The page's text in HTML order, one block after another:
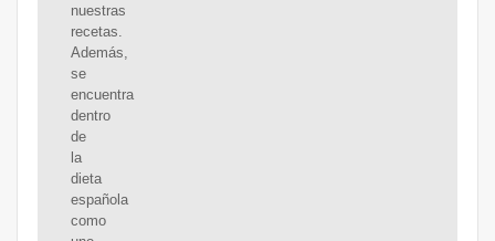
nuestras
recetas.
Además,
se
encuentra
dentro
de
la
dieta
española
como